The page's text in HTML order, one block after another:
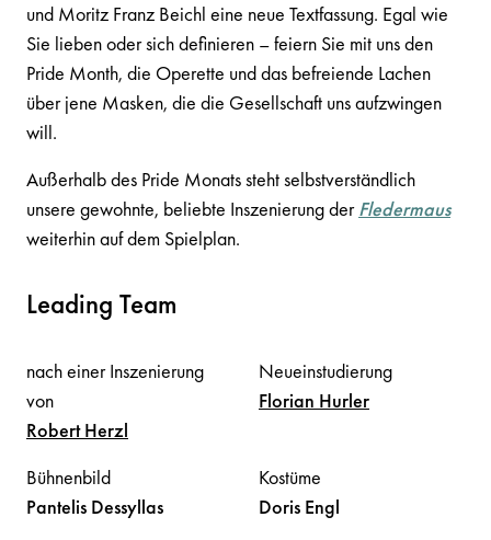
und Moritz Franz Beichl eine neue Textfassung. Egal wie
Sie lieben oder sich definieren – feiern Sie mit uns den
Pride Month, die Operette und das befreiende Lachen
über jene Masken, die die Gesellschaft uns aufzwingen
will.
Außerhalb des Pride Monats steht selbstverständlich
unsere gewohnte, beliebte Inszenierung derFledermaus
weiterhin auf dem Spielplan.
Leading Team
nach einer Inszenierung
von
RobertHerzl
Neueinstudierung
Florian Hurler
Bühnenbild
Pantelis Dessyllas
Kostüme
Doris Engl